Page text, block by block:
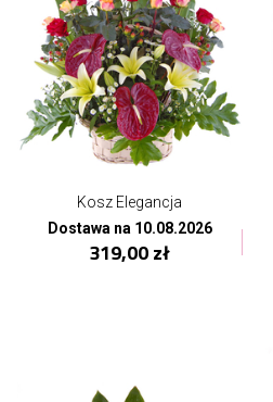
Kosz Elegancja
Dostawa na 10.08.2026
319,00 zł